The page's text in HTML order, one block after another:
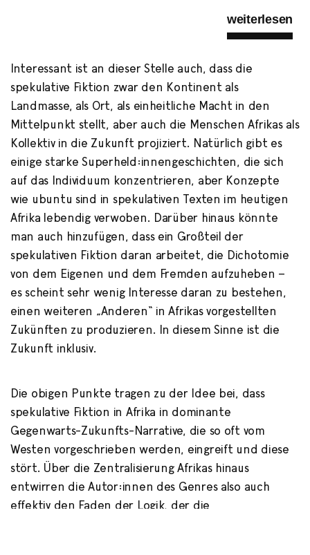
weiterlesen
Interessant ist an dieser Stelle auch, dass die
spekulative Fiktion zwar den Kontinent als
Landmasse, als Ort, als einheitliche Macht in den
Mittelpunkt stellt, aber auch die Menschen Afrikas als
Kollektiv in die Zukunft projiziert. Natürlich gibt es
einige starke Superheld:innengeschichten, die sich
auf das Individuum konzentrieren, aber Konzepte
wie ubuntu sind in spekulativen Texten im heutigen
Afrika lebendig verwoben. Darüber hinaus könnte
man auch hinzufügen, dass ein Großteil der
spekulativen Fiktion daran arbeitet, die Dichotomie
von dem Eigenen und dem Fremden aufzuheben –
es scheint sehr wenig Interesse daran zu bestehen,
einen weiteren „Anderen“ in Afrikas vorgestellten
Zukünften zu produzieren. In diesem Sinne ist die
Zukunft inklusiv.
Die obigen Punkte tragen zu der Idee bei, dass
spekulative Fiktion in Afrika in dominante
Gegenwarts-Zukunfts-Narrative, die so oft vom
Westen vorgeschrieben werden, eingreift und diese
stört. Über die Zentralisierung Afrikas hinaus
entwirren die Autor:innen des Genres also auch
effektiv den Faden der Logik, der die